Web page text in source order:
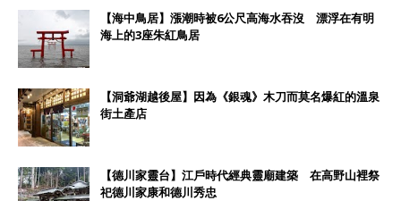
【海中鳥居】漲潮時被6公尺高海水吞沒 漂浮在有明
海上的3座朱紅鳥居
【洞爺湖越後屋】因為《銀魂》木刀而莫名爆紅的溫泉
街土產店
【德川家靈台】江戶時代經典靈廟建築 在高野山裡祭
祀德川家康和德川秀忠